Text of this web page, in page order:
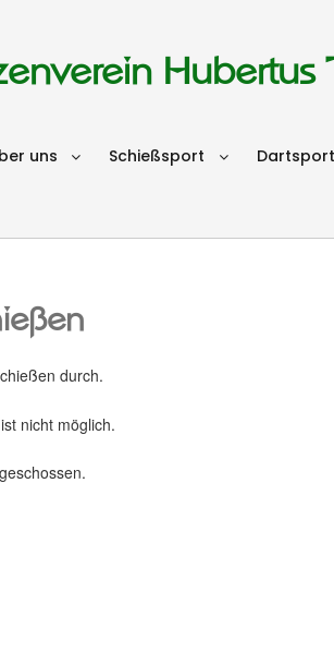
Hubertus
uns Schießsport Dartsport
durch.
nicht möglich.